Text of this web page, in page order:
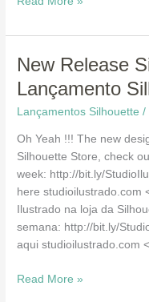
New Release
Lançamento
Lançamentos Silhouette /
Oh Yeah !!! The new
Silhouette Store, check
week: http://bit.ly/
here studioilustrado.com
Ilustrado na loja da
semana: http://bit.ly/
aqui studioilustrado.com
New
Silhouette
Store!
Read More »